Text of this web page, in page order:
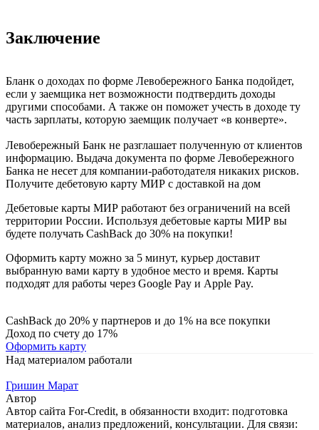
Заключение
Бланк о доходах по форме Левобережного Банка подойдет,
если у заемщика нет возможности подтвердить доходы
другими способами. А также он поможет учесть в доходе ту
часть зарплаты, которую заемщик получает «в конверте».
Левобережный Банк не разглашает полученную от клиентов
информацию. Выдача документа по форме Левобережного
Банка не несет для компании-работодателя никаких рисков.
Получите дебетовую карту МИР с доставкой на дом
Дебетовые карты МИР работают без ограничений на всей
территории России. Используя дебетовые карты МИР вы
будете получать CashBack до 30% на покупки!
Оформить карту можно за 5 минут, курьер доставит
выбранную вами карту в удобное место и время. Карты
подходят для работы через Google Pay и Apple Pay.
CashBack до 20% у партнеров и до 1% на все покупки
Доход по счету до 17%
Оформить карту
Над материалом работали
Гришин Марат
Автор
Автор сайта For-Credit, в обязанности входит: подготовка
материалов, анализ предложений, консультации. Для связи: